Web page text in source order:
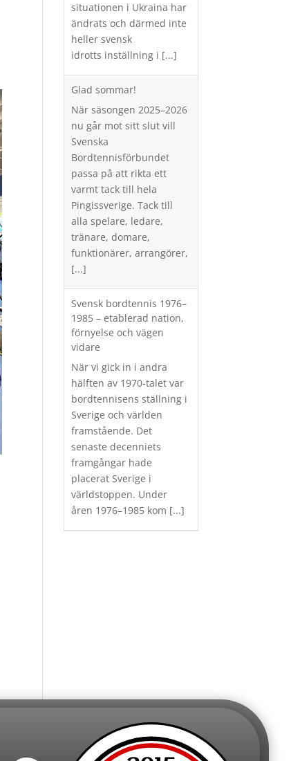
situationen i Ukraina har
ändrats och därmed inte
heller svensk
idrotts inställning i [...]
Glad sommar!
När säsongen 2025–2026
nu går mot sitt slut vill
Svenska
Bordtennisförbundet
passa på att rikta ett
varmt tack till hela
Pingissverige. Tack till
alla spelare, ledare,
tränare, domare,
funktionärer, arrangörer,
[...]
Svensk bordtennis 1976–
1985 – etablerad nation,
förnyelse och vägen
vidare
När vi gick in i andra
hälften av 1970‑talet var
bordtennisens ställning i
Sverige och världen
framstående. Det
senaste decenniets
framgångar hade
placerat Sverige i
världstoppen. Under
åren 1976–1985 kom [...]